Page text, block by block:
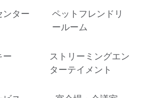
ンター
ペットフレンドリ
ールーム
ー
ストリーミングエン
ターテイメント